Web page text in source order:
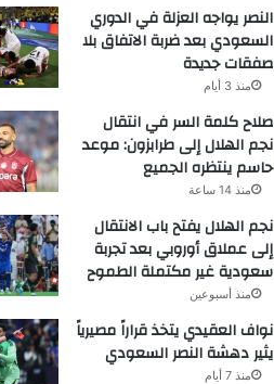
النصر يواجه العزلة في الدوري
السعودي بعد ضربة الاتفاق بلا
صفقات جديدة
منذ 3 أيام
صلاح كلمة السر في انتقال
نجم الهلال إلى طرابزون: موعد
حاسم ينتظره الجميع
منذ 14 ساعة
نجم الهلال يفتح باب الانتقال
إلى عملاق أوروبي بعد تجربة
سعودية غير مكتملة الطموح
منذ أسبوعين
نواف العقيدي يتخذ قراراً مصيرياً
يثير دهشة النصر السعودي
منذ 7 أيام